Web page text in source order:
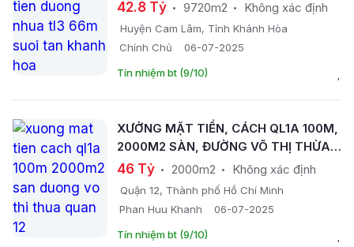
42.8 Tỷ 9720m2 Không xác định
Huyện Cam Lâm, Tỉnh Khánh Hòa
Chính Chủ
06-07-2025
Tín nhiệm bt (9/10)
XƯỞNG MẶT TIỀN, CÁCH QL1A 100M,
2000M2 SÀN, ĐƯỜNG VÕ THỊ THỪA
QUẬN 12
46 Tỷ 2000m2 Không xác định
Quận 12, Thành phố Hồ Chí Minh
Phan Huu Khanh
06-07-2025
Tín nhiệm bt (9/10)